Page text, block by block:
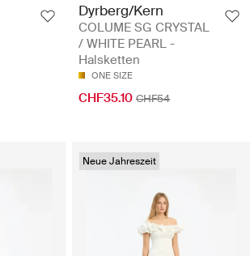
Dyrberg/Kern
COLUME SG CRYSTAL
/ WHITE PEARL -
Halsketten
ONE SIZE
CHF35.10 CHF54
Neue Jahreszeit